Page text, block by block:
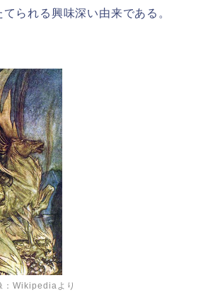
られる興味深い由来である。
：Wikipediaより